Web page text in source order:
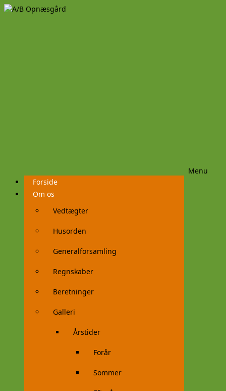
Menu
Videre
til
indhold
Forside
Om os
Vedtægter
Husorden
Generalforsamling
Regnskaber
Beretninger
Galleri
Årstider
Forår
Sommer